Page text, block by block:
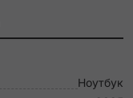
Ноутбук